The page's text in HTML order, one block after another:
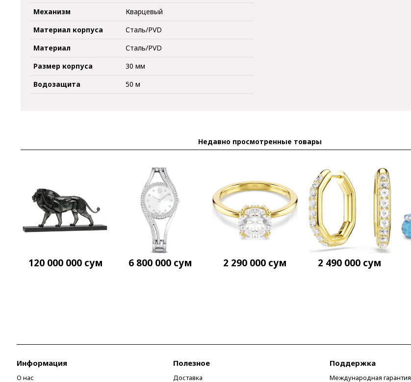
Механизм
Кварцевый
Материал корпуса
Сталь/PVD
Материал
Сталь/PVD
Размер корпуса
30 мм
Водозащита
50 м
Недавно просмотренные товары
120 000 000 сум 6 800 000 сум 2 290 000 сум 2 490 000 сум
Информация
О нас
Полезное
Доставка
Поддержка
Международная гарантия